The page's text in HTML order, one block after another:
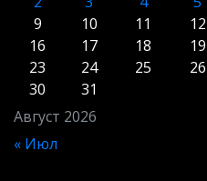
Август 2026
9
10 11 12
16
17 18 19
23
24 25 26
30
31
« Июл